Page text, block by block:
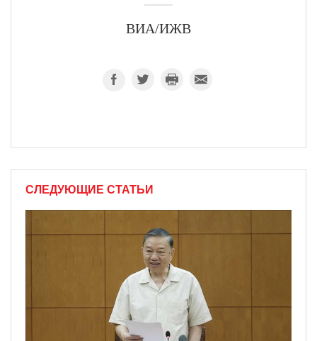
ВИА/ИЖВ
СЛЕДУЮЩИЕ СТАТЬИ